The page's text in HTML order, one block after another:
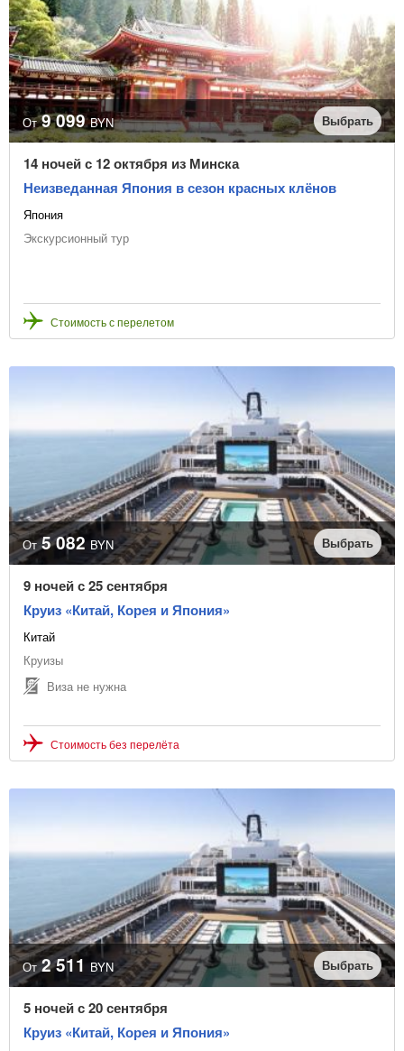
От 9 099 BYN Выбрать
14 ночей с 12 октября из Минска
Неизведанная Япония в сезон красных клёнов
Япония
Экскурсионный тур
Стоимость с перелетом
От 5 082 BYN Выбрать
9 ночей с 25 сентября
Круиз «Китай, Корея и Япония»
Китай
Круизы
Виза не нужна
Стоимость без перелёта
От 2 511 BYN Выбрать
5 ночей с 20 сентября
Круиз «Китай, Корея и Япония»